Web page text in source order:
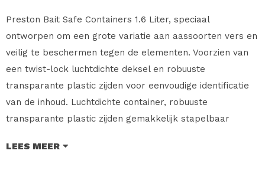
Preston Bait Safe Containers 1.6 Liter, speciaal
ontworpen om een grote variatie aan aassoorten vers en
veilig te beschermen tegen de elementen. Voorzien van
een twist-lock luchtdichte deksel en robuuste
transparante plastic zijden voor eenvoudige identificatie
van de inhoud. Luchtdichte container, robuuste
transparante plastic zijden gemakkelijk stapelbaar
diverse maten.
LEES MEER